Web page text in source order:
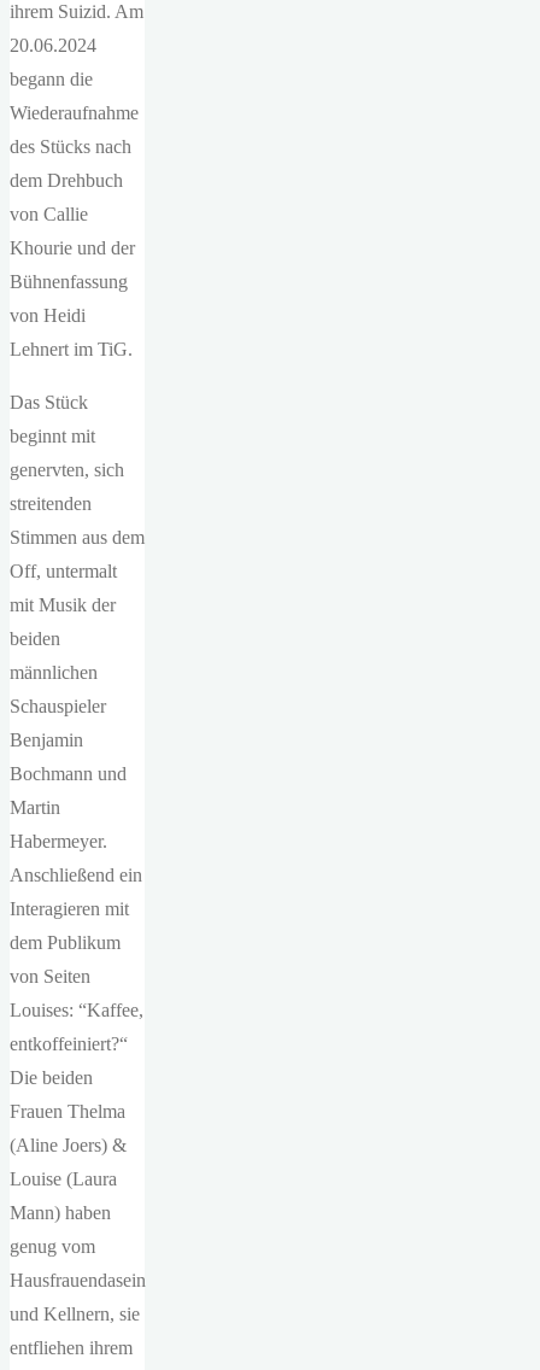
ihrem Suizid. Am
20.06.2024
begann die
Wiederaufnahme
des Stücks nach
dem Drehbuch
von Callie
Khourie und der
Bühnenfassung
von Heidi
Lehnert im TiG.
Das Stück
beginnt mit
genervten, sich
streitenden
Stimmen aus dem
Off, untermalt
mit Musik der
beiden
männlichen
Schauspieler
Benjamin
Bochmann und
Martin
Habermeyer.
Anschließend ein
Interagieren mit
dem Publikum
von Seiten
Louises: “Kaffee,
entkoffeiniert?“
Die beiden
Frauen Thelma
(Aline Joers) &
Louise (Laura
Mann) haben
genug vom
Hausfrauendasein
und Kellnern, sie
entfliehen ihrem